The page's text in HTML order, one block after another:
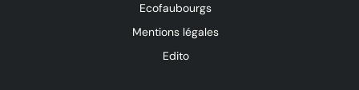
Ecofaubourgs
Mentions légales
Edito